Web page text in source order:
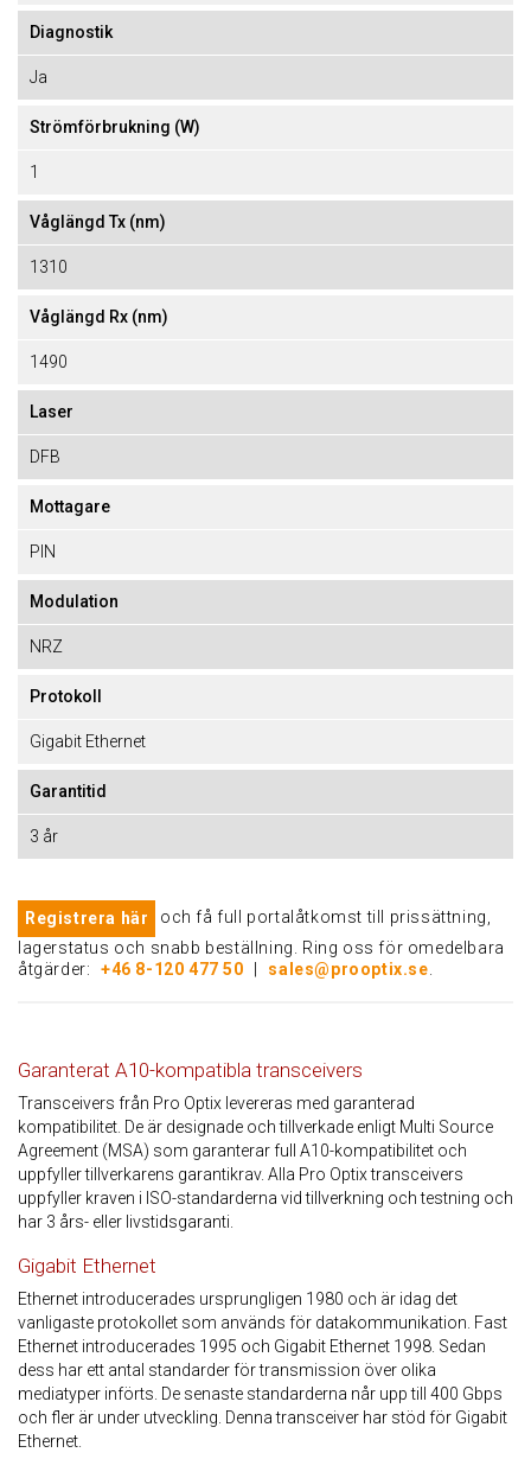
Diagnostik
Ja
Strömförbrukning (W)
1
Våglängd Tx (nm)
1310
Våglängd Rx (nm)
1490
Laser
DFB
Mottagare
PIN
Modulation
NRZ
Protokoll
Gigabit Ethernet
Garantitid
3 år
Registrera här
och få full portalåtkomst till prissättning,
lagerstatus och snabb beställning. Ring oss för omedelbara
åtgärder:
+46 8-120 477 50 sales@prooptix.se
Garanterat A10-kompatibla transceivers
Transceivers från Pro Optix levereras med garanterad
kompatibilitet. De är designade och tillverkade enligt Multi Source
Agreement (MSA) som garanterar full A10-kompatibilitet och
uppfyller tillverkarens garantikrav. Alla Pro Optix transceivers
uppfyller kraven i ISO-standarderna vid tillverkning och testning och
har 3 års- eller livstidsgaranti.
Gigabit Ethernet
Ethernet introducerades ursprungligen 1980 och är idag det
vanligaste protokollet som används för datakommunikation. Fast
Ethernet introducerades 1995 och Gigabit Ethernet 1998. Sedan
dess har ett antal standarder för transmission över olika
mediatyper införts. De senaste standarderna når upp till 400 Gbps
och fler är under utveckling. Denna transceiver har stöd för Gigabit
Ethernet.